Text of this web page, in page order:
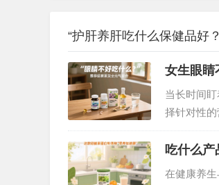
“护肝养肝吃什么保健品好
女生眼睛
当长时间
择针对性
——它像为
…
吃什么产
在健康养